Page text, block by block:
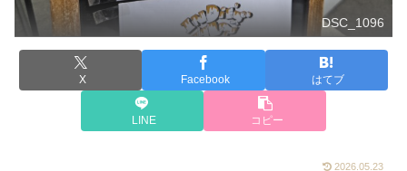
DSC_1096
X Facebook はてブ
LINE コピー
2026.05.23